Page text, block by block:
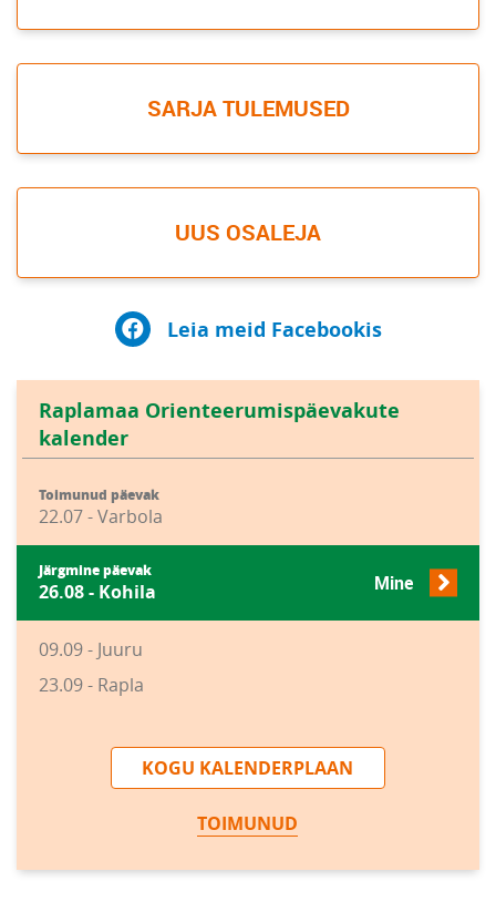
SARJA TULEMUSED
UUS OSALEJA
Leia meid Facebookis
Raplamaa Orienteerumispäevakute
kalender
Toimunud päevak
22.07 - Varbola
Järgmine päevak
26.08 - Kohila Mine
09.09 - Juuru
23.09 - Rapla
KOGU KALENDERPLAAN
TOIMUNUD